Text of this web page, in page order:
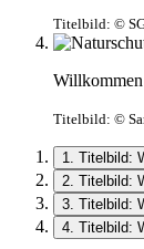
Titelbild: ©
Willkommen
Titelbild: ©
1. Titelbild:
2. Titelbild:
3. Titelbild:
4. Titelbild: